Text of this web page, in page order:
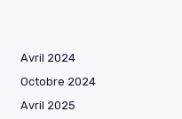
Avril 2024
Octobre 2024
Avril 2025